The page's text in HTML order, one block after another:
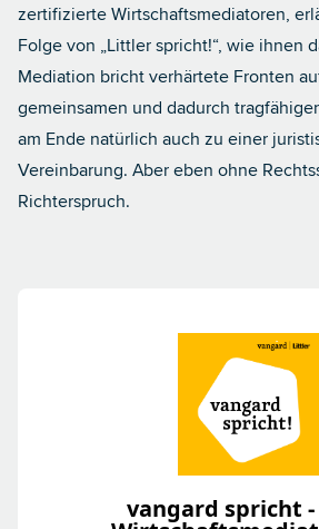
zertifizierte Wirtschaftsmediatoren,
Folge von „Littler spricht!“, wie ihnen
Mediation bricht verhärtete Fronten
gemeinsamen und dadurch
am Ende natürlich auch zu einer
Vereinbarung. Aber eben ohne
Richterspruch.